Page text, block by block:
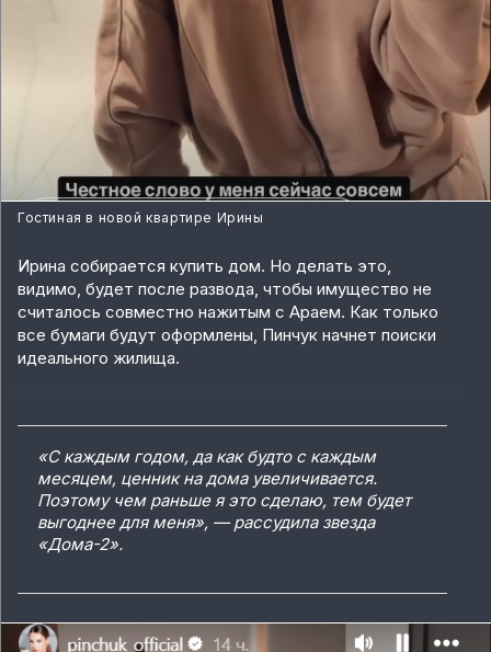
Гостиная в новой квартире Ирины
Ирина собирается купить дом. Но делать это,
видимо, будет после развода, чтобы имущество не
считалось совместно нажитым с Араем. Как только
все бумаги будут оформлены, Пинчук начнет поиски
идеального жилища.
«С каждым годом, да как будто с каждым
месяцем, ценник на дома увеличивается.
Поэтому чем раньше я это сделаю, тем будет
выгоднее для меня», — рассудила звезда
«Дома-2».